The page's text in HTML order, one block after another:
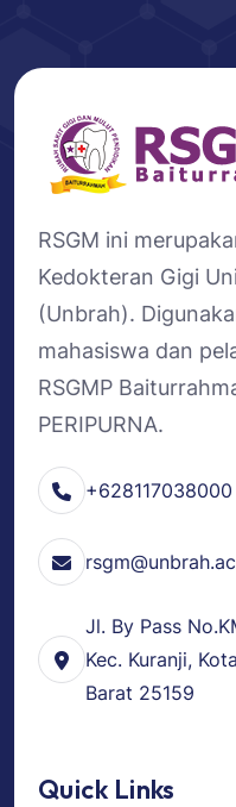
RSGM ini
Kedokteran Gigi
(Unbrah).
mahasiswa dan
RSGMP
PERIPURNA.
+628117038000
Jl. By Pass
Kec. Kuranji,
Barat 25159
Quick Links